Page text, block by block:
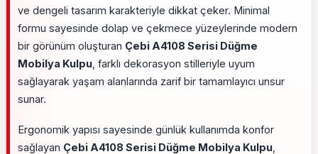
ve dengeli tasarım karakteriyle dikkat çeker. Minimal
formu sayesinde dolap ve çekmece yüzeylerinde modern
bir görünüm oluşturan Çebi A4108 Serisi Düğme
Mobilya Kulpu , farklı dekorasyon stilleriyle uyum
sağlayarak yaşam alanlarında zarif bir tamamlayıcı unsur
sunar.
Ergonomik yapısı sayesinde günlük kullanımda konfor
sağlayan Çebi A4108 Serisi Düğme Mobilya Kulpu